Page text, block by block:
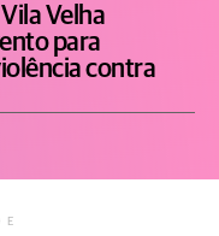
Velha
para
contra